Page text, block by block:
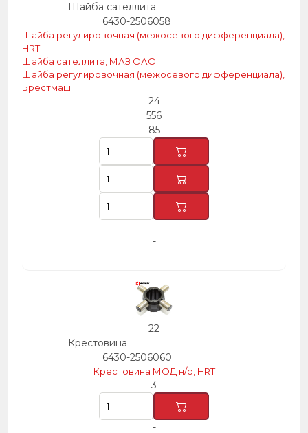
Шайба сателлита
6430-2506058
Шайба регулировочная (межосевого дифференциала),
HRT
Шайба сателлита, МАЗ ОАО
Шайба регулировочная (межосевого дифференциала),
Брестмаш
24
556
85
-
-
-
22
Крестовина
6430-2506060
Крестовина МОД н/о, HRT
3
-